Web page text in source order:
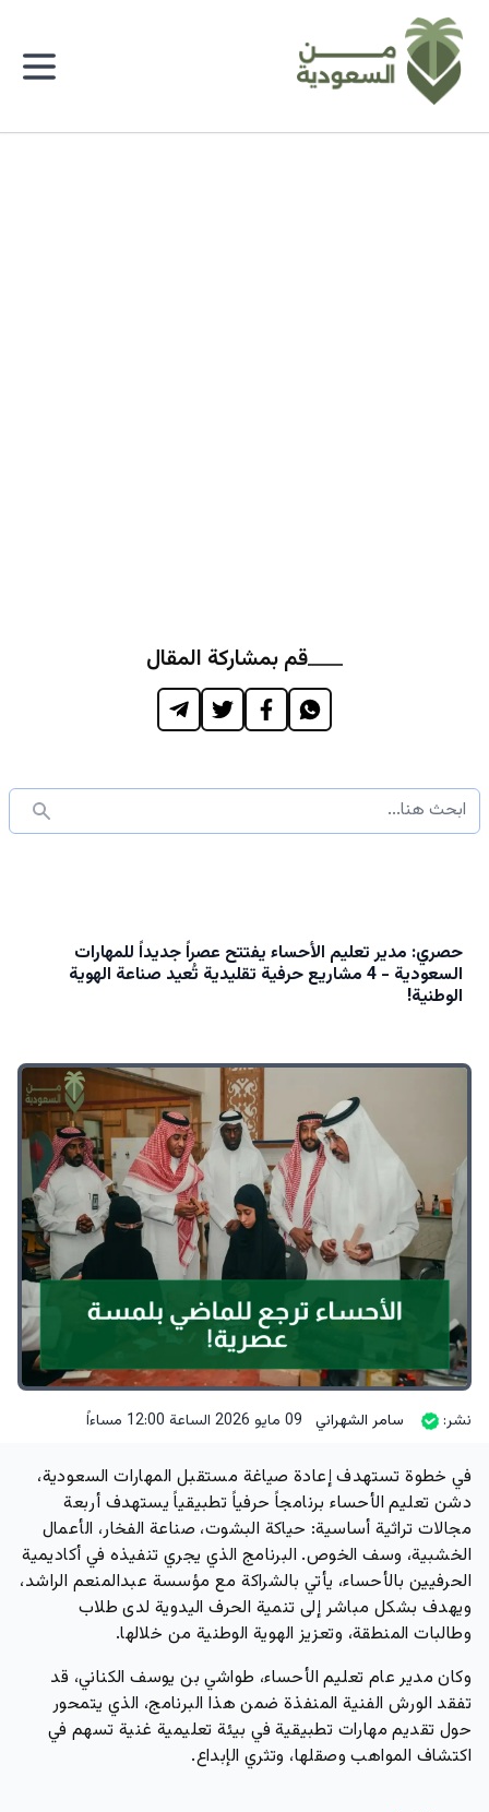
قم بمشاركة المقال
حصري: مدير تعليم الأحساء يفتتح عصراً جديداً للمهارات
السعودية - 4 مشاريع حرفية تقليدية تُعيد صناعة الهوية
الوطنية!
نشر: سامر الشهراني 09 مايو 2026 الساعة 12:00 مساءاً
في خطوة تستهدف إعادة صياغة مستقبل المهارات السعودية،
دشن تعليم الأحساء برنامجاً حرفياً تطبيقياً يستهدف أربعة
مجالات تراثية أساسية: حياكة البشوت، صناعة الفخار، الأعمال
الخشبية، وسف الخوص. البرنامج الذي يجري تنفيذه في أكاديمية
الحرفيين بالأحساء، يأتي بالشراكة مع مؤسسة عبدالمنعم الراشد،
ويهدف بشكل مباشر إلى تنمية الحرف اليدوية لدى طلاب
وطالبات المنطقة، وتعزيز الهوية الوطنية من خلالها.
وكان مدير عام تعليم الأحساء، طواشي بن يوسف الكناني، قد
تفقد الورش الفنية المنفذة ضمن هذا البرنامج، الذي يتمحور
حول تقديم مهارات تطبيقية في بيئة تعليمية غنية تسهم في
اكتشاف المواهب وصقلها، وتثري الإبداع.